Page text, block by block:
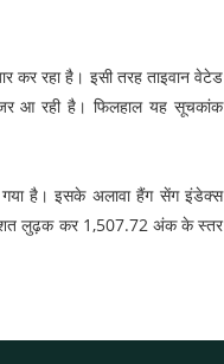
कर रहा है। इसी तरह ताइवान वेटेड
आ रही है। फिलहाल यह सूचकांक
है। इसके अलावा हैंग सेंग इंडेक्स
लुढ़क कर 1,507.72 अंक के स्तर